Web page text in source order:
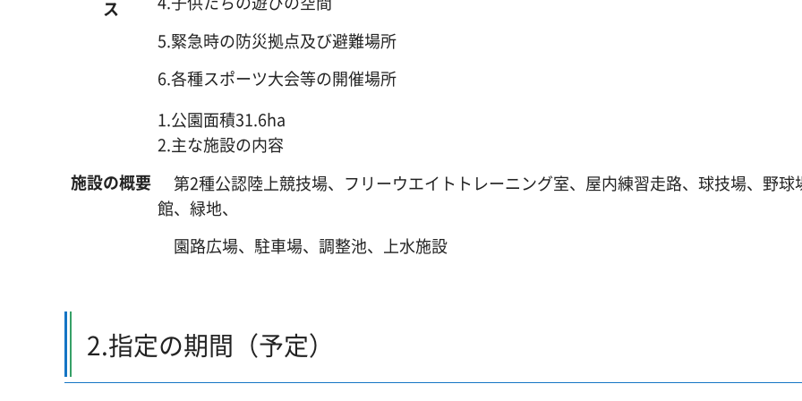
ス
5.緊急時の防災拠点及び避難場所
6.各種スポーツ大会等の開催場所
施設の概要
1.公園面積31.6ha
2.主な施設の内容
第2種公認陸上競技場、フリーウエイトトレーニング室、屋内練習走路、球技場、野球
館、緑地、
園路広場、駐車場、調整池、上水施設
2.指定の期間（予定）